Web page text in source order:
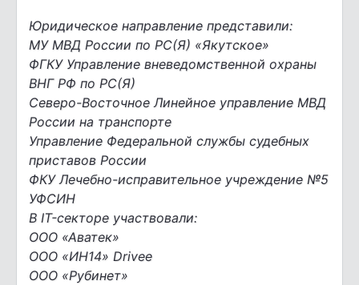
Юридическое направление представили:
МУ МВД России по РС(Я) «Якутское»
ФГКУ Управление вневедомственной охраны
ВНГ РФ по РС(Я)
Северо-Восточное Линейное управление МВД
России на транспорте
Управление Федеральной службы судебных
приставов России
ФКУ Лечебно-исправительное учреждение №5
УФСИН
В IT-секторе участвовали:
ООО «Аватек»
ООО «ИН14» Drivee
ООО «Рубинет»